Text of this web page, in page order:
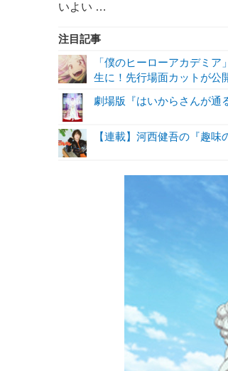
いよい …
注目記事
「僕のヒーローアカデミ
生に！先行場面カットが公
劇場版『はいからさんが通
【連載】河西健吾の『趣味